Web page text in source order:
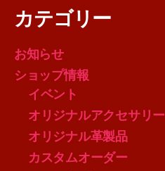
カテゴリー
お知らせ
ショップ情報
イベント
オリジナルアクセサリー
オリジナル革製品
カスタムオーダー